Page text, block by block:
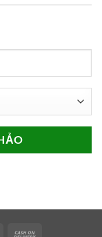
MasterCard